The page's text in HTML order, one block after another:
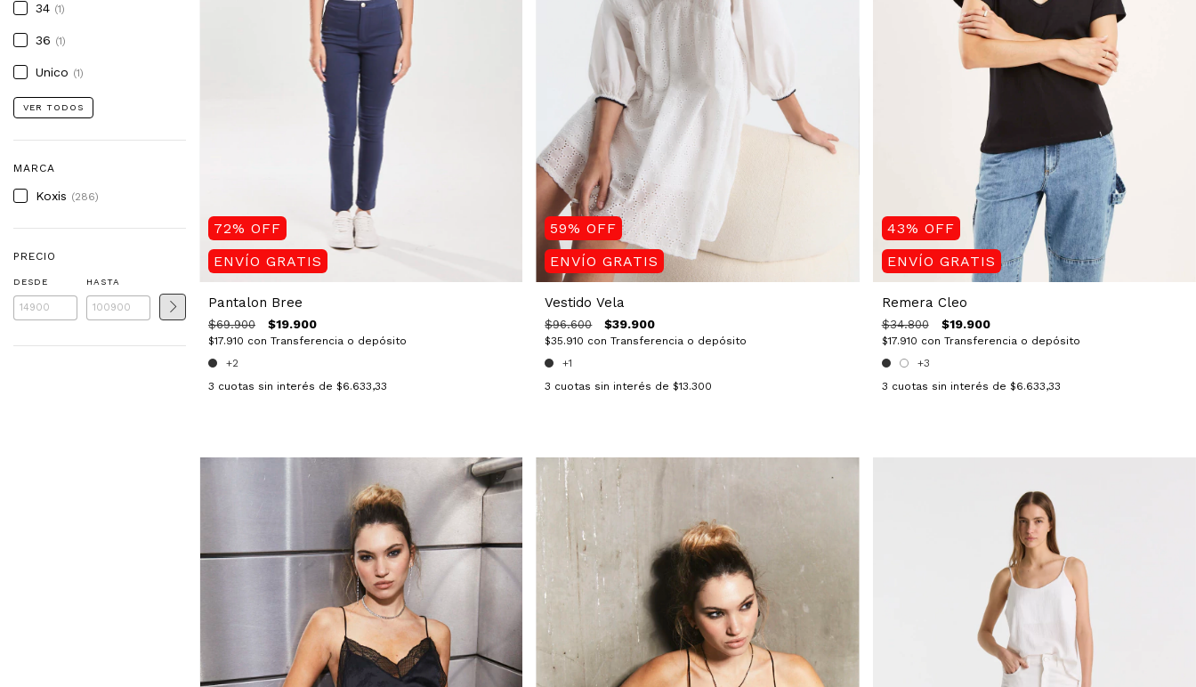
34 (1)
36 (1)
Unico (1)
VER TODOS
MARCA
Koxis (286)
PRECIO
DESDE HASTA
72% OFF
ENVÍO GRATIS
Pantalon Bree
$69.900 $19.900
$17.910 con Transferencia o depósito
+2
3 cuotas sin interés de $6.633,33
59%OFF
ENVÍO GRATIS
Vestido Vela
$96.600 $39.900
$35.910 con Transferencia o depósito
+1
3 cuotas sin interés de$13.300
43% OFF
ENVÍO GRATIS
Remera Cleo
$34.800 $19.900
$17.910 con Transferencia o depósito
+3
3 cuotas sin interés de $6.633,33